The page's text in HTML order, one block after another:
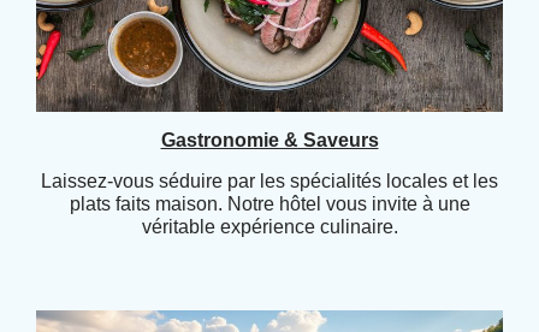
Gastronomie & Saveurs
Laissez-vous séduire par les spécialités locales et les
plats faits maison. Notre hôtel vous invite à une
véritable expérience culinaire.